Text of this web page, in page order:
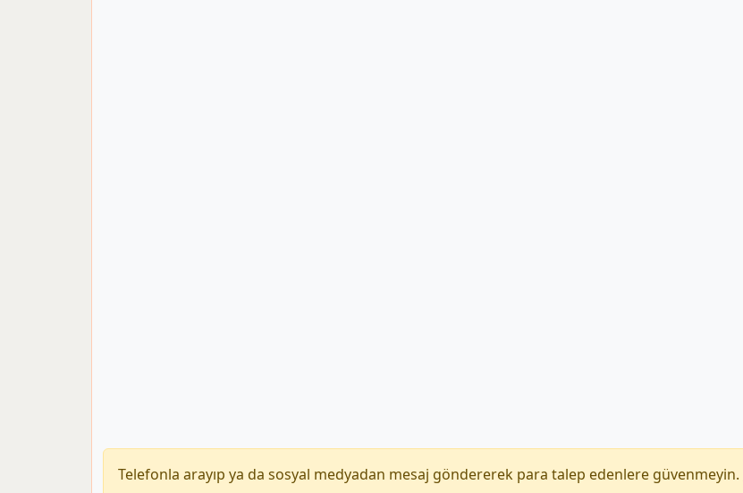
Telefonla arayıp ya da sosyal medyadan mesaj göndererek para talep edenlere güvenmeyin.